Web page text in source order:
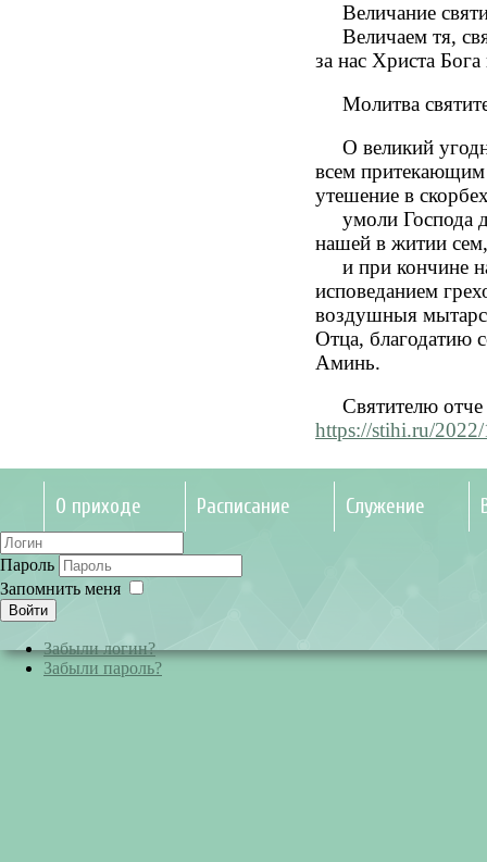
Величание
Величаем тя,
за нас Христа
Молитва
О великий
всем притекающим
утешение в
умоли Господа
нашей в житии
и при кончине
исповеданием
воздушныя
Отца, благодатию
Аминь.
Святителю отче
https://stihi.ru/
О приходе Расписание Служение
Пароль
Запомнить меня
Войти
Забыли логин?
Забыли пароль?